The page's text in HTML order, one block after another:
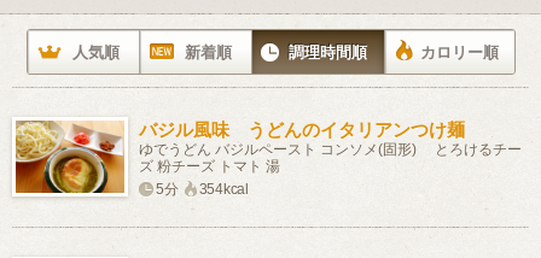
人気順 新着順 調理時間順 カロリー順
バジル風味 うどんのイタリアンつけ麺
ゆでうどん バジルペースト コンソメ(固形) とろけるチー
ズ 粉チーズ トマト 湯
5分
354kcal